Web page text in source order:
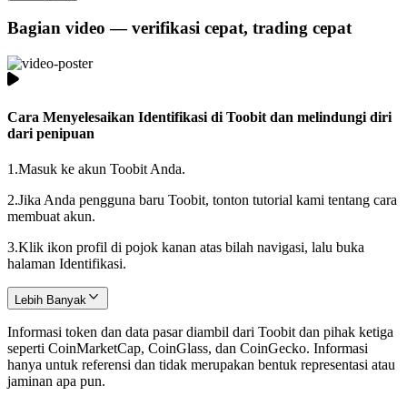
Bagian video — verifikasi cepat, trading cepat
Cara Menyelesaikan Identifikasi di Toobit dan melindungi diri
dari penipuan
1.Masuk ke akun Toobit Anda.
2.Jika Anda pengguna baru Toobit, tonton tutorial kami tentang cara
membuat akun.
3.Klik ikon profil di pojok kanan atas bilah navigasi, lalu buka
halaman Identifikasi.
Lebih Banyak
Informasi token dan data pasar diambil dari Toobit dan pihak ketiga
seperti CoinMarketCap, CoinGlass, dan CoinGecko. Informasi
hanya untuk referensi dan tidak merupakan bentuk representasi atau
jaminan apa pun.